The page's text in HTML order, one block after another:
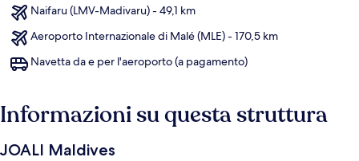
Naifaru (LMV-Madivaru) - 49,1 km
Aeroporto Internazionale di Malé (MLE) - 170,5 km
Navetta da e per l'aeroporto (a pagamento)
Informazioni su questa struttura
JOALI Maldives